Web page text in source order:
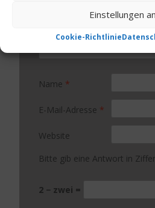
Einstellungen
Cookie-Richtlinie
Name *
E-Mail-Adresse *
Website
Bitte gib eine Antwort in
2 − zwei =